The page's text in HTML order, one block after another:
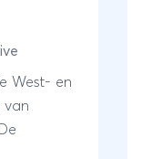
West- en
van